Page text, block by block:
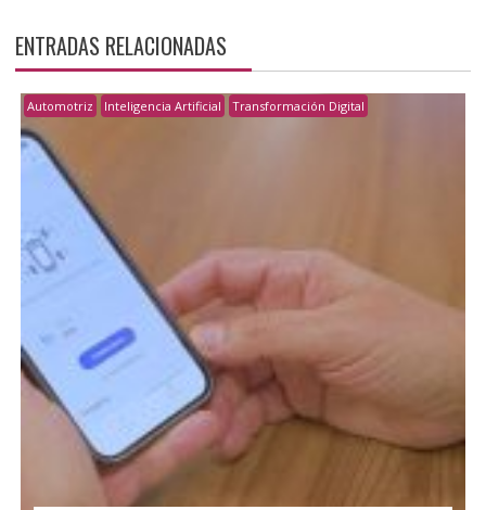
ENTRADAS RELACIONADAS
Automotriz Inteligencia Artificial Transformación Digital